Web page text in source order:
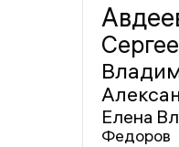
Елена
Федоров